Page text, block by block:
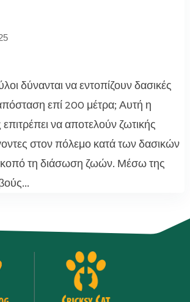
δύνανται να εντοπίζουν δασικές
επί 200 μέτρα; Αυτή η
να αποτελούν ζωτικής
στον πόλεμο κατά των δασικών
τη διάσωση ζωών. Μέσω της